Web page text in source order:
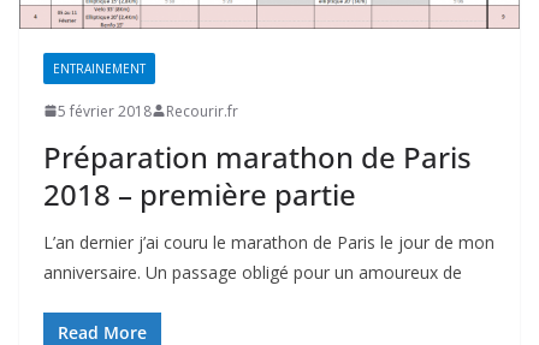
ENTRAINEMENT
5 février 2018 Recourir.fr
Préparation marathon de Paris
2018 – première partie
L’an dernier j’ai couru le marathon de Paris le jour de mon
anniversaire. Un passage obligé pour un amoureux de
Read More